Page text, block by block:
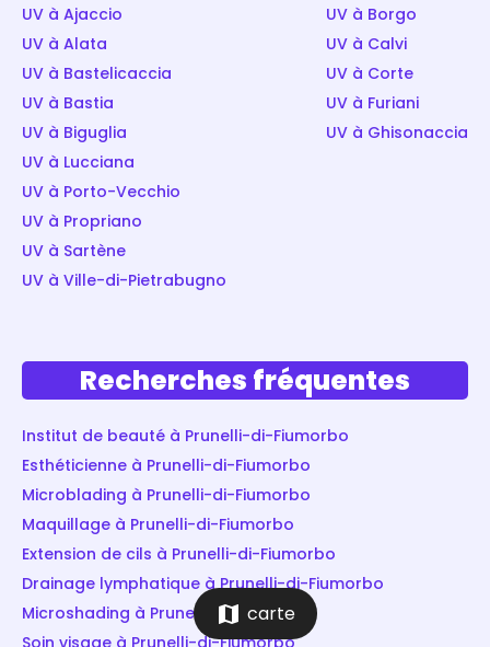
UV à Ajaccio
UV à Alata
UV à Bastelicaccia
UV à Bastia
UV à Biguglia
UV à Borgo
UV à Calvi
UV à Corte
UV à Furiani
UV à Ghisonaccia
UV à Lucciana
UV à Porto-Vecchio
UV à Propriano
UV à Sartène
UV à Ville-di-Pietrabugno
Recherches fréquentes
Institut de beauté à Prunelli-di-Fiumorbo
Esthéticienne à Prunelli-di-Fiumorbo
Microblading à Prunelli-di-Fiumorbo
Maquillage à Prunelli-di-Fiumorbo
Extension de cils à Prunelli-di-Fiumorbo
Drainage lymphatique à Prunelli-di-Fiumorbo
Microshading à Prunelli-di-Fiumorbo
Soin visage à Prunelli-di-Fiumorbo
map carte